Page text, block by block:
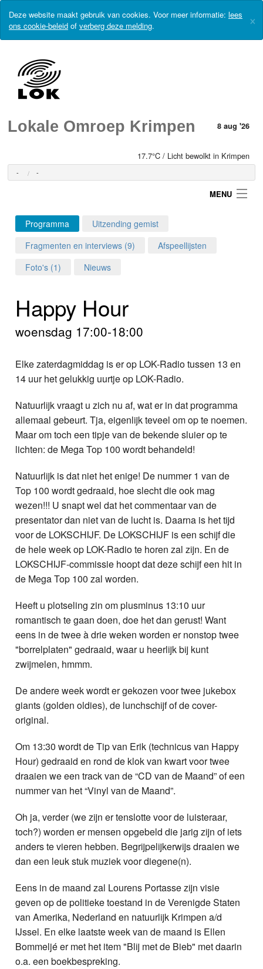
Deze website maakt gebruik van cookies. Voor meer informatie: lees
ons cookie-beleid of verberg deze melding. ×
Lokale Omroep Krimpen 8 aug '26
17.7°C / Licht bewolkt in Krimpen
- -
MENU
Login
Home
Nieuws
Video
Webcam
Info
Programma
Uitzending gemist
Fragmenten en interviews (9)
Afspeellijsten
Foto's (1)
Nieuws
Happy Hour
woensdag 17:00-18:00
Elke zaterdagmiddag is er op LOK-Radio tussen 13 en
14 uur het gelukkig uurtje op LOK-Radio.
Natuurlijk vraagt u zich nu af, wat er in dat programma
allemaal gebeurt. Tja, eigenlijk teveel om op te noemen.
Maar om toch een tipje van de bekende sluier op te
lichten: de Mega Top 100 wordt behandeld!
Natuurlijk is dat niet het enige! De nummer 1 van de
Top 100 wordt gedraaid, hoe slecht die ook mag
wezen!!! U snapt wel dat het commentaar van de
presentator dan niet van de lucht is. Daarna is het tijd
voor de LOKSCHIJF. De LOKSCHIJF is een schijf die
de hele week op LOK-Radio te horen zal zijn. En de
LOKSCHIJF-commissie hoopt dat deze schijf een hit in
de Mega Top 100 zal worden.
Heeft u plotseling zin om plusminus 13:10 uur
romantisch te gaan doen, doe het dan gerust! Want
eens in de twee à drie weken worden er nonstop twee
"borrelplaten" gedraaid, waar u heerlijk bij kunt
zwijmelen, hmmm.
De andere week wordt er gekozen voor twee jukebox
giants (golden oldies), de lunchschijf of de cover-
original.
Om 13:30 wordt de Tip van Erik (technicus van Happy
Hour) gedraaid en rond de klok van kwart voor twee
draaien we een track van de “CD van de Maand” of een
nummer van het “Vinyl van de Maand”.
Oh ja, verder (we zijn er tenslotte voor de luisteraar,
toch?) worden er mensen opgebeld die jarig zijn of iets
anders te vieren hebben. Begrijpelijkerwijs draaien we
dan een leuk stuk muziek voor diegene(n).
Eens in de maand zal Lourens Portasse zijn visie
geven op de politieke toestand in de Verenigde Staten
van Amerika, Nederland en natuurlijk Krimpen a/d
IJssel. En elke laatste week van de maand is Ellen
Bommeljé er met het item "Blij met de Bieb" met daarin
o.a. een boekbespreking.